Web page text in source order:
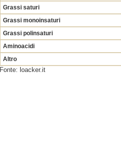
Grassi saturi
Grassi monoinsaturi
Grassi polinsaturi
Aminoacidi
Altro
Fonte: loacker.it